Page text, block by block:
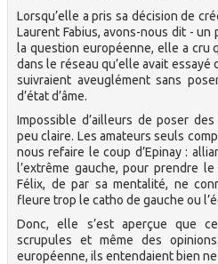
Lorsqu’elle a pris sa décision de
Laurent Fabius, avons-nous dit - un
la question européenne, elle a cru
dans le réseau qu’elle avait
suivraient aveuglément sans
d’état d’âme.
Impossible d’ailleurs de poser
peu claire. Les amateurs seuls
nous refaire le coup d’Epinay :
l’extrême gauche, pour prendre
Félix, de par sa mentalité, ne
fleure trop le catho de gauche ou
Donc, elle s’est aperçue que
scrupules et même des
européenne, ils entendaient bien ne